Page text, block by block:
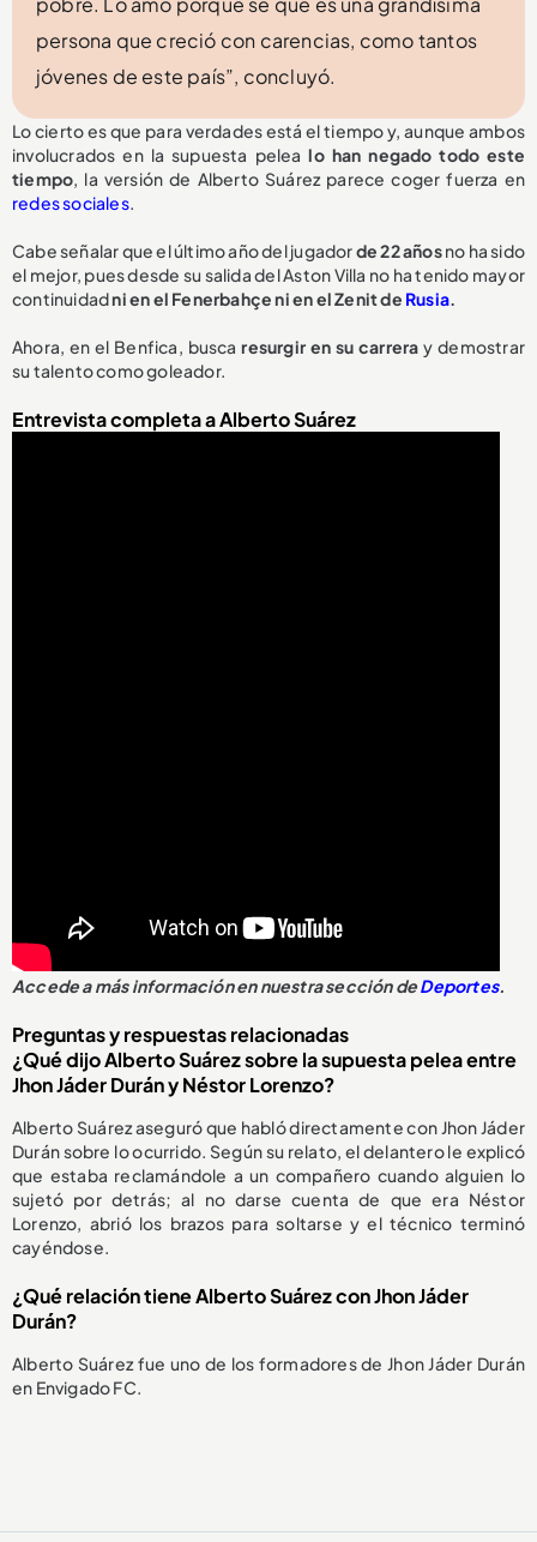
persona que creció con carencias, como tantos
jóvenes de este país”, concluyó.
Lo cierto es que para verdades está el tiempo y, aunque ambos
involucrados en la supuesta pelealo han negado todo este
tiempo , la versión de Alberto Suárez parece coger fuerza en
redes sociales.
Cabe señalar que el último año del jugadorde 22 añosno ha sido
el mejor, pues desde su salida del Aston Villa no ha tenido mayor
continuidadni en el Fenerbahçe ni en el Zenit de Rusia
Ahora, en el Benfica, buscaresurgir en su carrera y demostrar
su talento como goleador.
Entrevista completa a Alberto Suárez
Accede a más información en nuestra sección deDeportes.
Preguntas y respuestas relacionadas
¿Qué dijo Alberto Suárez sobre la supuesta pelea entre
Jhon Jáder Durán y Néstor Lorenzo?
Alberto Suárez aseguró que habló directamente con Jhon Jáder
Durán sobre lo ocurrido. Según su relato, el delantero le explicó
que estaba reclamándole a un compañero cuando alguien lo
sujetó por detrás; al no darse cuenta de que era Néstor
Lorenzo, abrió los brazos para soltarse y el técnico terminó
cayéndose.
¿Qué relación tiene Alberto Suárez con Jhon Jáder
Durán?
Alberto Suárez fue uno de los formadores de Jhon Jáder Durán
en Envigado FC.